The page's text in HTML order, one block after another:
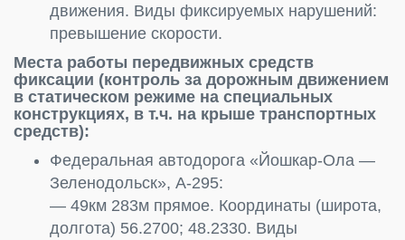
движения. Виды фиксируемых нарушений:
превышение скорости.
Места работы передвижных средств
фиксации (контроль за дорожным движением
в статическом режиме на специальных
конструкциях, в т.ч. на крыше транспортных
средств):
Федеральная автодорога «Йошкар-Ола —
Зеленодольск», А-295:
— 49км 283м прямое. Координаты (широта,
долгота) 56.2700; 48.2330. Виды